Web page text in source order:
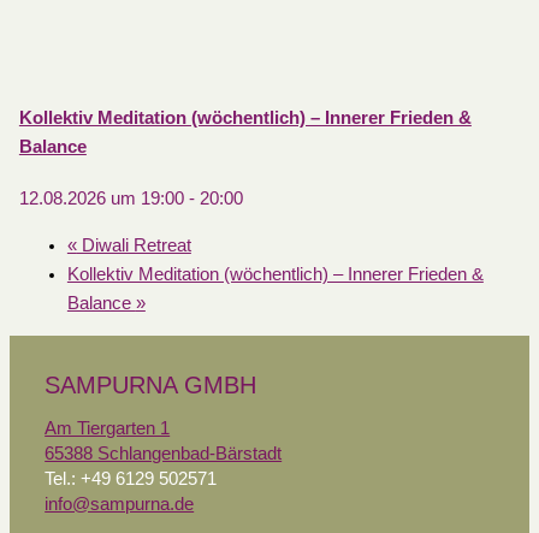
Kollektiv Meditation (wöchentlich) – Innerer Frieden &
Balance
12.08.2026 um 19:00- 20:00
«Diwali Retreat
Kollektiv Meditation (wöchentlich) – Innerer Frieden &
Balance »
SAMPURNA GMBH
Am Tiergarten 1
65388 Schlangenbad-Bärstadt
Tel.: +49 6129 502571
info@sampurna.de